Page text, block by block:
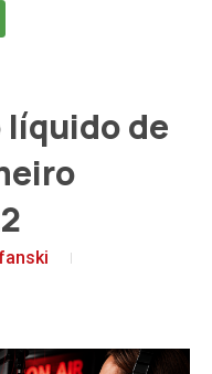
líquido de